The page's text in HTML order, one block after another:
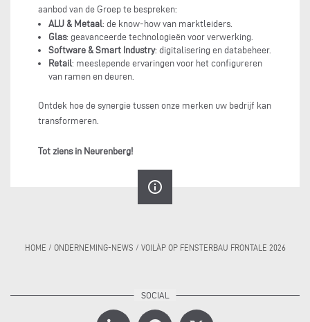
aanbod van de Groep te bespreken:
ALU & Metaal: de know-how van marktleiders.
Glas: geavanceerde technologieën voor verwerking.
Software & Smart Industry: digitalisering en databeheer.
Retail: meeslepende ervaringen voor het configureren
van ramen en deuren.
Ontdek hoe de synergie tussen onze merken uw bedrijf kan
transformeren.
Tot ziens in Neurenberg!
info_outline
HOME / ONDERNEMING-NEWS / VOILÀP OP FENSTERBAU FRONTALE 2026